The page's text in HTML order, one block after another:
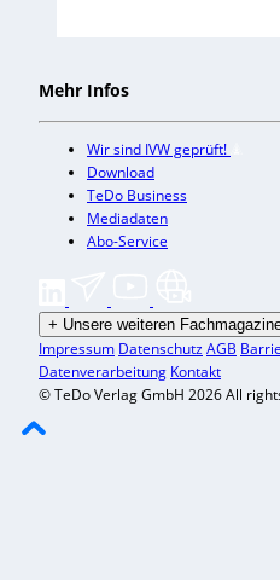
Mehr Infos
Wir sind IVW geprüft!
Download
TeDo Business
Mediadaten
Abo-Service
+ Unsere weiteren
Impressum DatenschutzAGB
Datenverarbeitung Kontakt
© TeDo Verlag GmbH 2026 All